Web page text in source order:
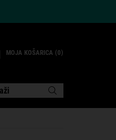
MOJA KOŠARICA 0